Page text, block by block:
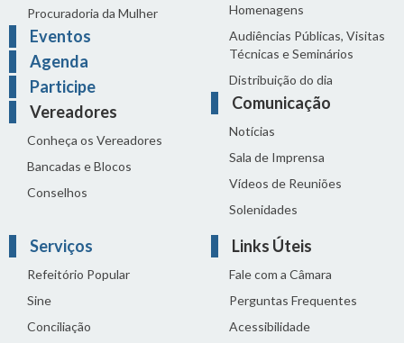
Procuradoria da Mulher
Eventos
Agenda
Participe
Vereadores
Conheça os Vereadores
Bancadas e Blocos
Conselhos
Homenagens
Audiências Públicas, Visitas
Técnicas e Seminários
Distribuição do dia
Comunicação
Notícias
Sala de Imprensa
Vídeos de Reuniões
Solenidades
Serviços
Refeitório Popular
Sine
Conciliação
Links Úteis
Fale com a Câmara
Perguntas Frequentes
Acessibilidade